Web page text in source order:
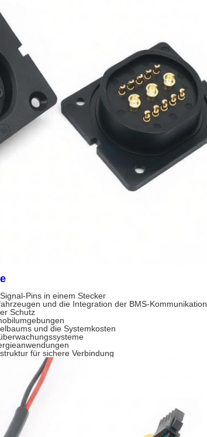
Pins in einem Stecker
und die Integration der BMS-Kommunikation
Schutz
und die Systemkosten
für sichere Verbindung